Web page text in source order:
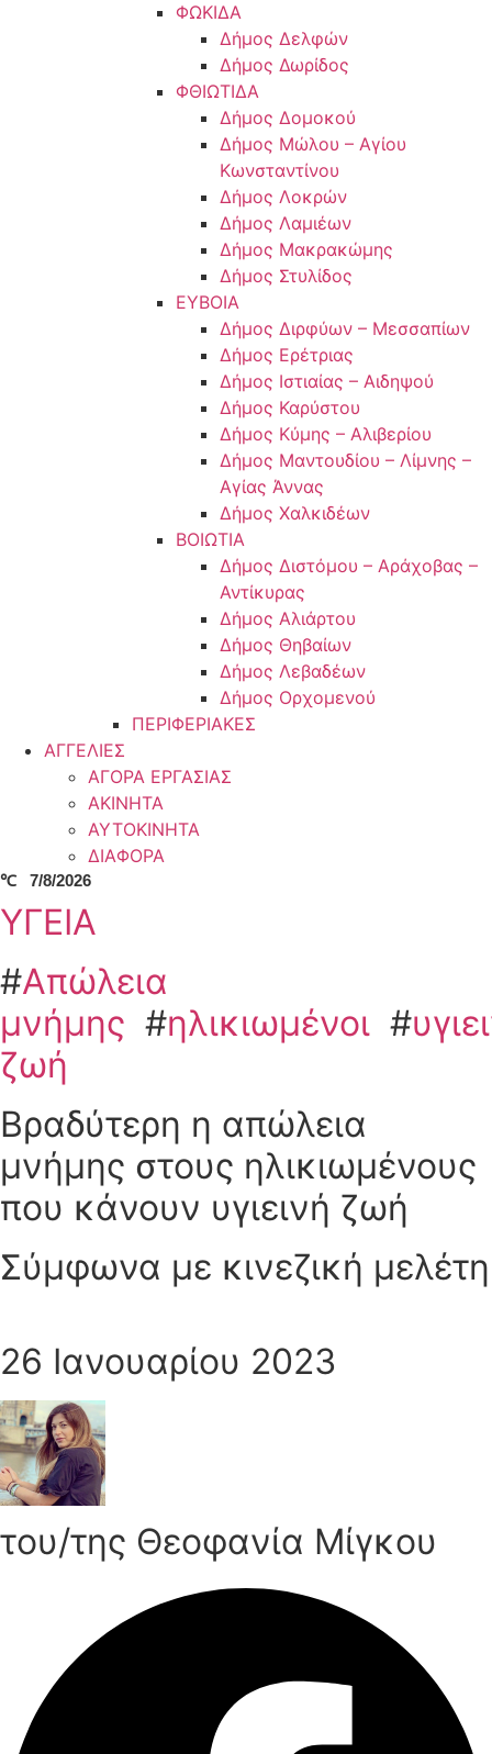
ΦΩΚΙΔΑ
Δήμος Δελφών
Δήμος Δωρίδος
ΦΘΙΩΤΙΔΑ
Δήμος Δομοκού
Δήμος Μώλου – Αγίου
Κωνσταντίνου
Δήμος Λοκρών
Δήμος Λαμιέων
Δήμος Μακρακώμης
Δήμος Στυλίδος
ΕΥΒΟΙΑ
Δήμος Διρφύων – Μεσσαπίων
Δήμος Ερέτριας
Δήμος Ιστιαίας – Αιδηψού
Δήμος Καρύστου
Δήμος Κύμης – Αλιβερίου
Δήμος Μαντουδίου – Λίμνης –
Αγίας Άννας
Δήμος Χαλκιδέων
ΒΟΙΩΤΙΑ
Δήμος Διστόμου – Αράχοβας –
Αντίκυρας
Δήμος Αλιάρτου
Δήμος Θηβαίων
Δήμος Λεβαδέων
Δήμος Ορχομενού
ΠΕΡΙΦΕΡΙΑΚΕΣ
ΑΓΓΕΛΙΕΣ
ΑΓΟΡΑ ΕΡΓΑΣΙΑΣ
ΑΚΙΝΗΤΑ
ΑΥΤΟΚΙΝΗΤΑ
ΔΙΑΦΟΡΑ
℃ 7/8/2026
ΥΓΕΙΑ
#Απώλεια
μνήμης #ηλικιωμένοι #
ζωή
Βραδύτερη η απώλεια
μνήμης στους ηλικιωμένους
που κάνουν υγιεινή ζωή
Σύμφωνα με κινεζική μελέτη
26 Ιανουαρίου 2023
του/της Θεοφανία Μίγκου